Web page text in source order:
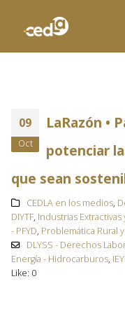
09
Oct
LaRazón •
potenciar
que sean
CEDLA en los medios,
DIYTF, Industrias Extractivas
- PFYD, Problemática Rural y
DLYSS - Derechos
Energía - Hidrocarburos,
Like: 0